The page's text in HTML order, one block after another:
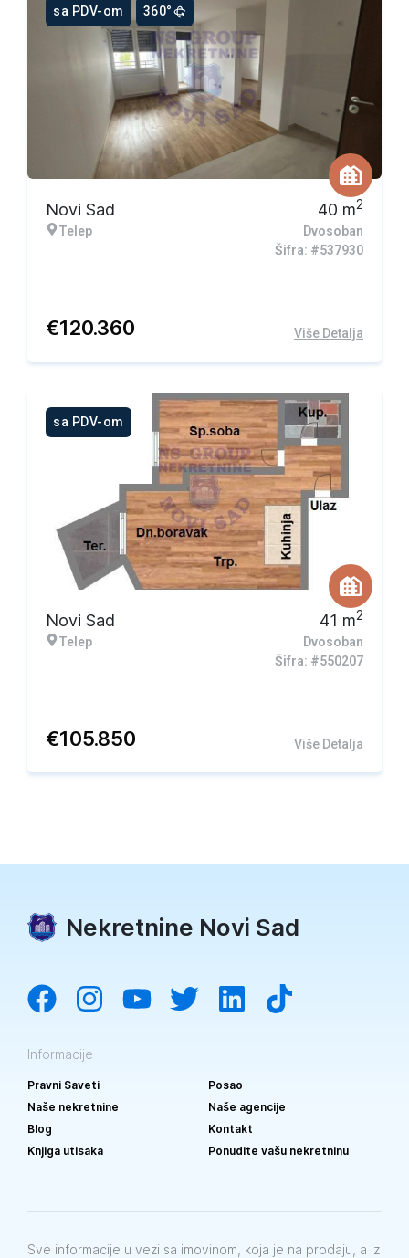
sa PDV-om 360°
Novi Sad
Telep
40 m2
Dvosoban
Šifra: #537930
€120.360 Više Detalja
sa PDV-om
Novi Sad
Telep
41 m2
Dvosoban
Šifra: #550207
€105.850 Više Detalja
Nekretnine Novi Sad
Informacije
Pravni Saveti
Posao
Naše nekretnine
Naše agencije
Blog
Kontakt
Knjiga utisaka
Ponudite vašu nekretninu
Sve informacije u vezi sa imovinom, koja je na prodaju, a iz